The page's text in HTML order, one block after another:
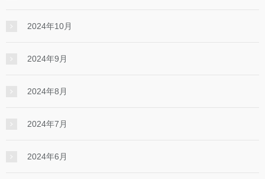
2024年10月
2024年9月
2024年8月
2024年7月
2024年6月